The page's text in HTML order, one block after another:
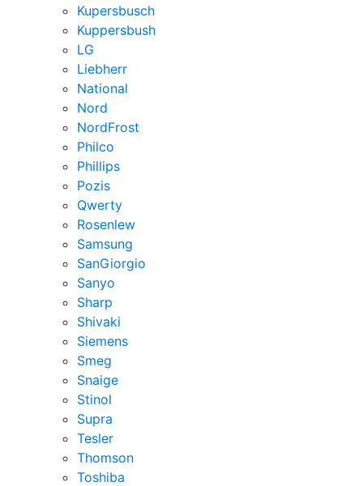
Kupersbusch
Kuppersbush
LG
Liebherr
National
Nord
NordFrost
Philco
Phillips
Pozis
Qwerty
Rosenlew
Samsung
SanGiorgio
Sanyo
Sharp
Shivaki
Siemens
Smeg
Snaige
Stinol
Supra
Tesler
Thomson
Toshiba